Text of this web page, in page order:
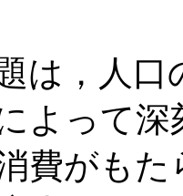
は，人
よって
費がも